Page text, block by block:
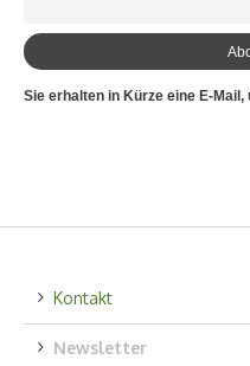
Sie erhalten in Kürze eine E-
Kontakt
Newsletter